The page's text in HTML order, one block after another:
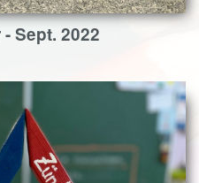
Sept. 2022